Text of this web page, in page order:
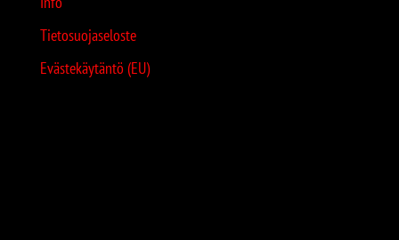
Tietosuojaseloste
Evästekäytäntö (EU)